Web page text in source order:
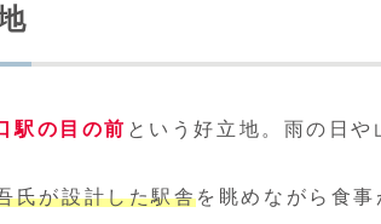
駅の目の前 という好立地。雨の日
氏が設計した駅舎を眺めながら食事